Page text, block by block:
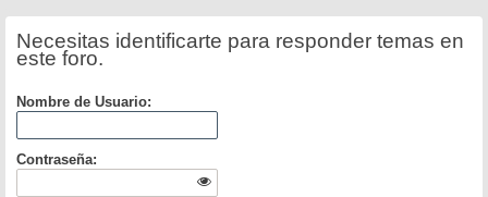
Necesitas identificarte para responder temas en
este foro.
Nombre de Usuario:
Contraseña: